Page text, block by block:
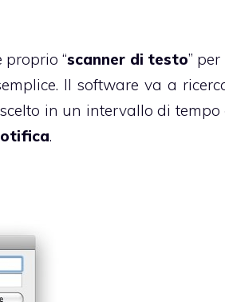
“scanner di testo”
Il software va a
in un intervallo di tempo
.